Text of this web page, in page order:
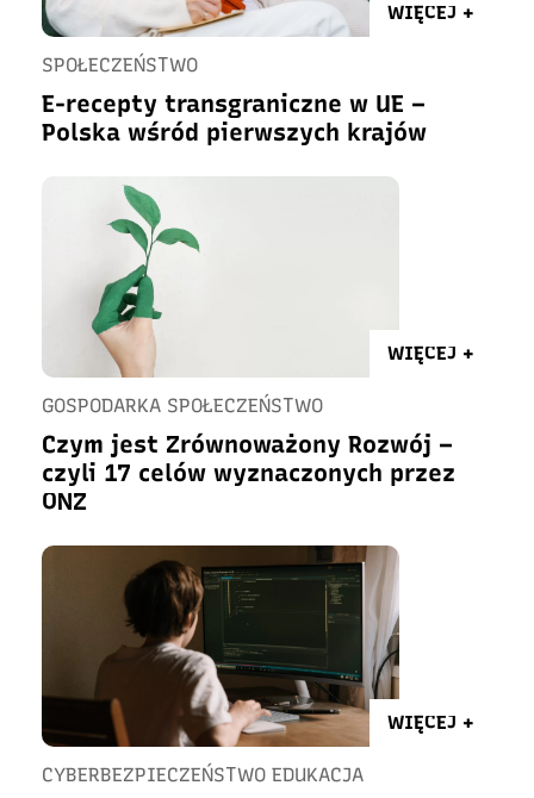
WIĘCEJ +
SPOŁECZEŃSTWO
E-recepty transgraniczne w UE –
Polska wśród pierwszych krajów
WIĘCEJ +
GOSPODARKA SPOŁECZEŃSTWO
Czym jest Zrównoważony Rozwój –
czyli 17 celów wyznaczonych przez
ONZ
WIĘCEJ +
CYBERBEZPIECZEŃSTWO EDUKACJA